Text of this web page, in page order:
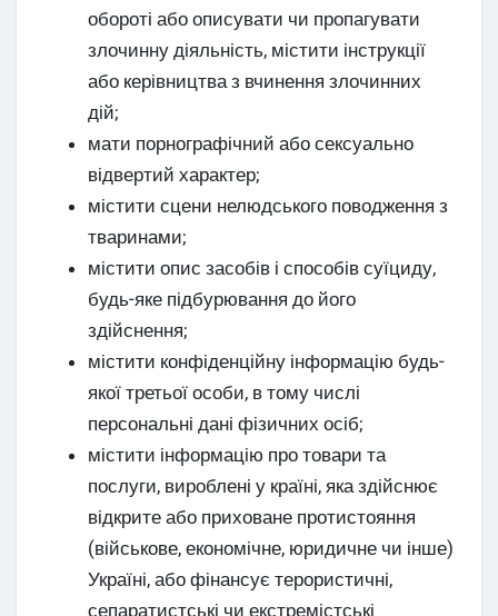
обороті або описувати чи пропагувати
злочинну діяльність, містити інструкції
або керівництва з вчинення злочинних
дій;
мати порнографічний або сексуально
відвертий характер;
містити сцени нелюдського поводження з
тваринами;
містити опис засобів і способів суїциду,
будь-яке підбурювання до його
здійснення;
містити конфіденційну інформацію будь-
якої третьої особи, в тому числі
персональні дані фізичних осіб;
містити інформацію про товари та
послуги, вироблені у країні, яка здійснює
відкрите або приховане протистояння
(військове, економічне, юридичне чи інше)
Україні, або фінансує терористичні,
сепаратистські чи екстремістські